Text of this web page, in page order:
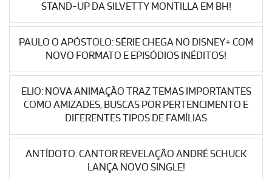
STAND-UP DA SILVETTY MONTILLA EM BH!
PAULO O APÓSTOLO: SÉRIE CHEGA NO DISNEY+ COM
NOVO FORMATO E EPISÓDIOS INÉDITOS!
ELIO: NOVA ANIMAÇÃO TRAZ TEMAS IMPORTANTES
COMO AMIZADES, BUSCAS POR PERTENCIMENTO E
DIFERENTES TIPOS DE FAMÍLIAS
ANTÍDOTO: CANTOR REVELAÇÃO ANDRÉ SCHUCK
LANÇA NOVO SINGLE!